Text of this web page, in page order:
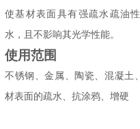
使基材表面具有强疏水 疏油性
水 ，且 不影响其光学性能。
使用范围
不锈钢、金属、陶瓷、 混凝土、
材表面的疏水、抗涂鸦、增硬